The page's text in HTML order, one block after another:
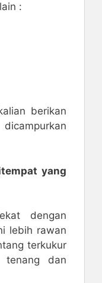
:
berikan
yang
dengan
lebih rawan
terkukur
tenang dan